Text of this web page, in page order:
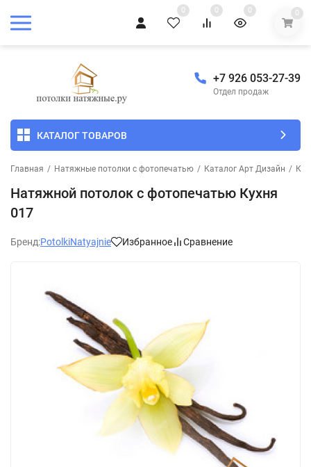
0 0 0 0
+7 926 053-27-39
Отдел продаж
КАТАЛОГ ТОВАРОВ
Главная / Натяжные потолки с фотопечатью / Каталог Арт Дизайн /
Натяжной потолок с фотопечатью Кухня
017
Бренд:PotolkiNatyajnie Избранное Сравнение